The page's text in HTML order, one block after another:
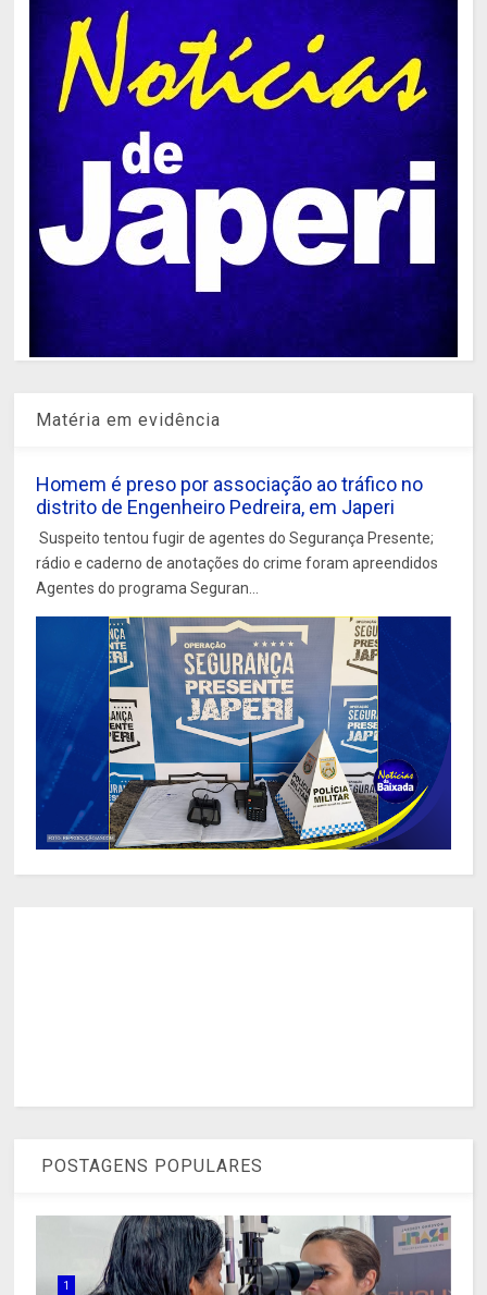
Matéria em evidência
Homem é preso por associação ao tráfico no
distrito de Engenheiro Pedreira, em Japeri
Suspeito tentou fugir de agentes do Segurança Presente;
rádio e caderno de anotações do crime foram apreendidos
Agentes do programa Seguran...
POSTAGENS POPULARES
1